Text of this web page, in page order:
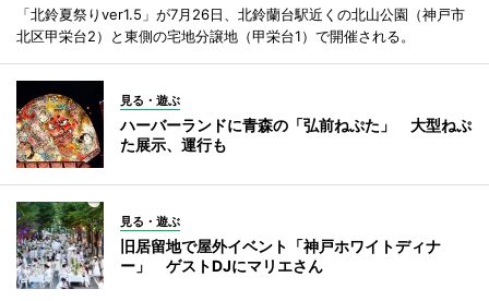
「北鈴夏祭りver1.5」が7月26日、北鈴蘭台駅近くの北山公園（神戸市
北区甲栄台2）と東側の宅地分譲地（甲栄台1）で開催される。
見る・遊ぶ
ハーバーランドに青森の「弘前ねぷた」 大型ねぷ
た展示、運行も
見る・遊ぶ
旧居留地で屋外イベント「神戸ホワイトディナ
ー」 ゲストDJにマリエさん